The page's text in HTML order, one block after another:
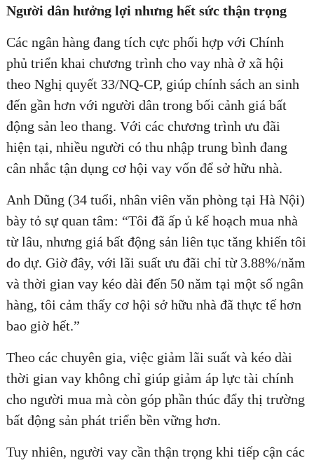
Người dân hưởng lợi nhưng hết sức thận trọng
Các ngân hàng đang tích cực phối hợp với Chính
phủ triển khai chương trình cho vay nhà ở xã hội
theo Nghị quyết 33/NQ-CP, giúp chính sách an sinh
đến gần hơn với người dân trong bối cảnh giá bất
động sản leo thang. Với các chương trình ưu đãi
hiện tại, nhiều người có thu nhập trung bình đang
cân nhắc tận dụng cơ hội vay vốn để sở hữu nhà.
Anh Dũng (34 tuổi, nhân viên văn phòng tại Hà Nội)
bày tỏ sự quan tâm: “Tôi đã ấp ủ kế hoạch mua nhà
từ lâu, nhưng giá bất động sản liên tục tăng khiến tôi
do dự. Giờ đây, với lãi suất ưu đãi chỉ từ 3.88%/năm
và thời gian vay kéo dài đến 50 năm tại một số ngân
hàng, tôi cảm thấy cơ hội sở hữu nhà đã thực tế hơn
bao giờ hết.”
Theo các chuyên gia, việc giảm lãi suất và kéo dài
thời gian vay không chỉ giúp giảm áp lực tài chính
cho người mua mà còn góp phần thúc đẩy thị trường
bất động sản phát triển bền vững hơn.
Tuy nhiên, người vay cần thận trọng khi tiếp cận các